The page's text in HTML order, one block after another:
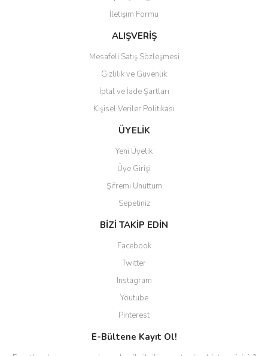
Ürün fiyatı diğer sitelerden daha pahalı.
Bu ürüne benzer farklı alternatifler olmalı.
Gönder
İletişim Formu
ALIŞVERİŞ
Mesafeli Satış Sözleşmesi
Gizlilik ve Güvenlik
İptal ve İade Şartları
Kişisel Veriler Politikası
ÜYELİK
Yeni Üyelik
Üye Girişi
Şifremi Unuttum
Sepetiniz
BİZİ TAKİP EDİN
Facebook
Twitter
Instagram
Youtube
Pinterest
E-Bültene Kayıt Ol!